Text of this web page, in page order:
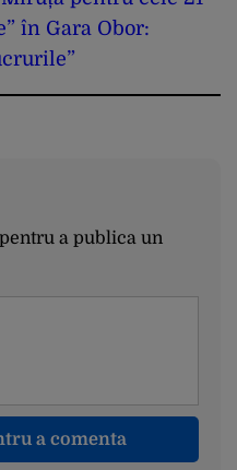
în Gara Obor:
a publica un
a comenta